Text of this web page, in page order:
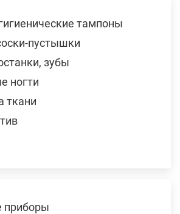
тампоны
пустышки
зубы
ногти
ткани
приборы